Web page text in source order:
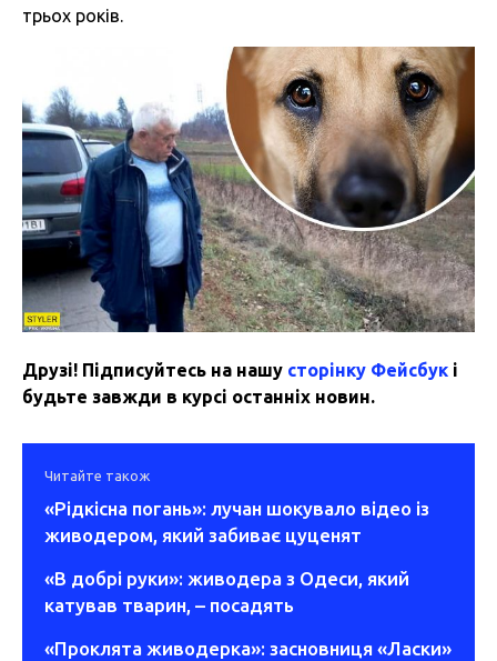
трьох років.
Друзі! Підписуйтесь на нашу сторінку Фейсбук і
будьте завжди в курсі останніх новин.
Читайте також
«Рідкісна погань»: лучан шокувало відео із
живодером, який забиває цуценят
«В добрі руки»: живодера з Одеси, який
катував тварин, – посадять
«Проклята живодерка»: засновниця «Ласки»